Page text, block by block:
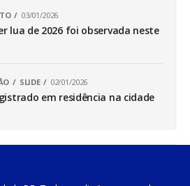
03/01/2026
lua de 2026 foi observada neste
SLIDE 02/01/2026
em residência na cidade